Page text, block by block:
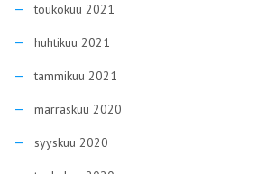
toukokuu 2021
huhtikuu 2021
tammikuu 2021
marraskuu 2020
syyskuu 2020